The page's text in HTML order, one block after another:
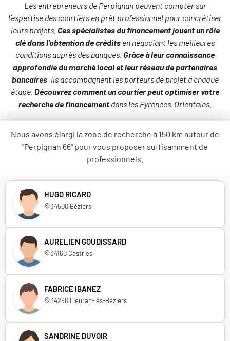
Les entrepreneurs de Perpignan peuvent compter sur
l’expertise des courtiers en prêt professionnel pour concrétiser
leurs projets. Ces spécialistes du financement jouent un rôle
clé dans l’obtention de crédits en négociant les meilleures
conditions auprès des banques. Grâce à leur connaissance
approfondie du marché local et leur réseau de partenaires
bancaires, ils accompagnent les porteurs de projet à chaque
étape. Découvrez comment un courtier peut optimiser votre
recherche de financement dans les Pyrénées-Orientales.
Nous avons élargi la zone de recherche à 150 km autour de
"Perpignan 66" pour vous proposer suffisamment de
professionnels.
HUGO RICARD
34500 Béziers
AURELIEN GOUDISSARD
34160 Castries
FABRICE IBANEZ
34290 Lieuran-lès-Béziers
SANDRINE DUVOIR